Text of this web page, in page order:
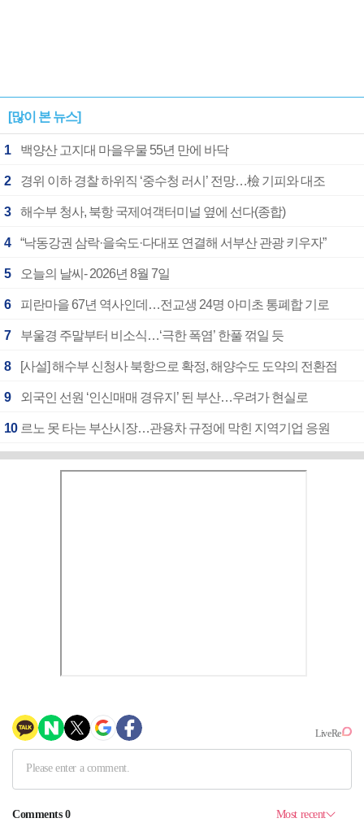
[많이 본 뉴스]
1 백양산 고지대 마을우물 55년 만에 바닥
2 경위 이하 경찰 하위직 ‘중수청 러시’ 전망…檢 기피와 대조
3 해수부 청사, 북항 국제여객터미널 옆에 선다(종합)
4 “낙동강권 삼락·을숙도·다대포 연결해 서부산 관광 키우자”
5 오늘의 날씨- 2026년 8월 7일
6 피란마을 67년 역사인데…전교생 24명 아미초 통폐합 기로
7 부울경 주말부터 비소식…‘극한 폭염’ 한풀 꺾일 듯
8 [사설] 해수부 신청사 북항으로 확정, 해양수도 도약의 전환점
9 외국인 선원 ‘인신매매 경유지’ 된 부산…우려가 현실로
10 르노 못 타는 부산시장…관용차 규정에 막힌 지역기업 응원